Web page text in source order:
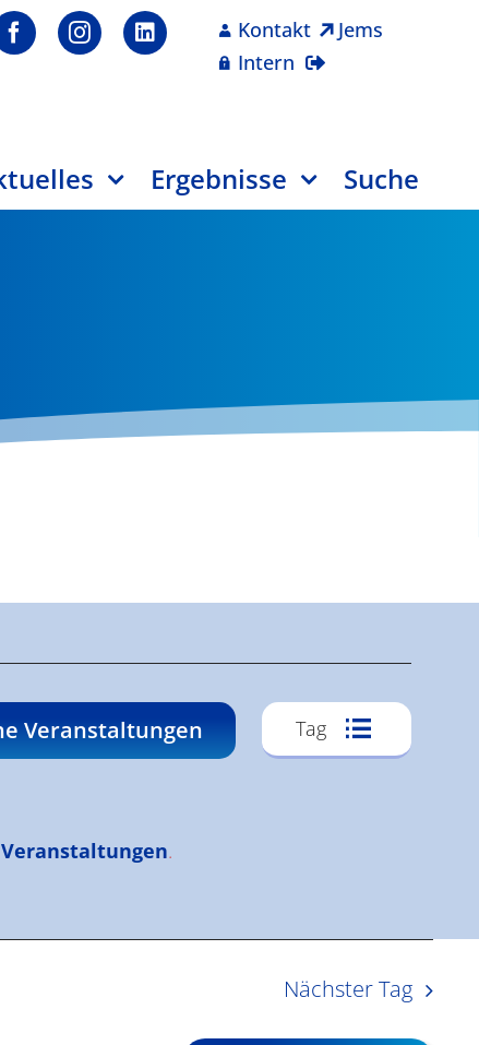
Kontakt
Jems
Intern
Ergebnisse Suche
.
Veranstaltungen Tag
Nächster Tag